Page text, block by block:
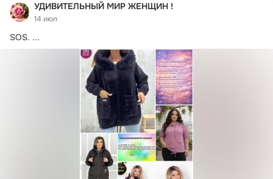
УДИВИТЕЛЬНЫЙ МИР ЖЕНЩИН !
14 июл
SOS. ...